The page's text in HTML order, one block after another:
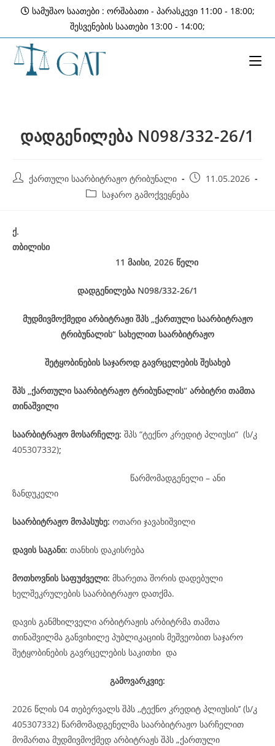
content
სამუშაო საათები : ორშაბათი - პარასკევი 11:00 - 18:00;
შესვენების საათები 13:00 - 14:00;
დადგენილება N098/332-26/1
Post ქართული საარბიტრაჟო ტრიბუნალი
Post 11.05.2026
Post საჯარო გამოქვეყნება
ქ.
თბილისი
11 მაისი, 2026 წელი
დადგენილება N098/332-26/1
მუდმივმოქმედი არბიტრაჟი შპს „ქართული საარბიტრაჟო
ტრიბუნალის“ სახელით საარბიტრაჟო
შეტყობინების საჯაროდ გავრცელების შესახებ
შპს „ქართული საარბიტრაჟო ტრიბუნალის“ არბიტრი თამთა
თინაშვილი
საარბიტრაჟო მოსარჩელე: შპს “ტექნო კრედიტ პლიუსი“ (ს/კ
405307332);
წარმომადგენელი – ანი
ზანდუკელი
საარბიტრაჟო მოპასუხე: ოთარი ჯავახიშვილი
დავის საგანი: თანხის დაკისრება
მოთხოვნის საფუძველი: მხარეთა შორის დადებული
ხელშეკრულების საარბიტრაჟო დათქმა.
დავის განმხილველი არბიტრაჟის არბიტრმა თამთა
თინაშვილმა განვიხილე პუბლიკაციის მეშვეობით საჯარო
შეტყობინების გავრცელების საკითხი და
გამოვარკვიე:
2026 წლის 04 თებერვალს შპს ,,ტექნო კრედიტ პლიუსის’’ (ს/კ
405307332) წარმომადგენელმა საარბიტრაჟო სარჩელით
მომართა მუდმივმოქმედ არბიტრაჟს შპს „ქართული